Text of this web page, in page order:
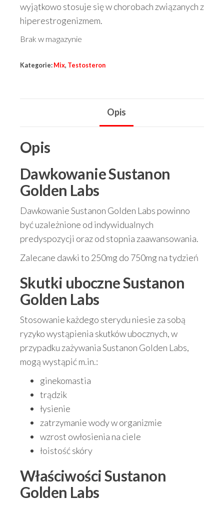
wyjątkowo stosuje się w chorobach związanych z
hiperestrogenizmem.
Brak w magazynie
Kategorie: Mix, Testosteron
Opis
Opis
DawkowanieSustanon
Golden Labs
Dawkowanie Sustanon Golden Labs powinno
być uzależnione od indywidualnych
predyspozycji oraz od stopnia zaawansowania.
Zalecane dawki to 250mg do 750mg na tydzień
Skutki uboczneSustanon
Golden Labs
Stosowanie każdego sterydu niesie za sobą
ryzyko wystąpienia skutków ubocznych, w
przypadku zażywania Sustanon Golden Labs,
mogą wystąpić m.in.:
ginekomastia
trądzik
łysienie
zatrzymanie wody w organizmie
wzrost owłosienia na ciele
łoistość skóry
WłaściwościSustanon
Golden Labs